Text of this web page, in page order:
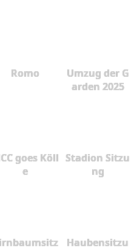
Romo
Umzug der G
arden 2025
goes Köll
e
Stadion Sitzu
ng
Haubensitzu